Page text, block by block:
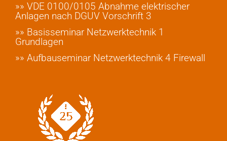
»» VDE 0100/0105 Abnahme elektrischer
Anlagen nach DGUV Vorschrift 3
»» Basisseminar Netzwerktechnik 1
Grundlagen
»» Aufbauseminar Netzwerktechnik 4 Firewall